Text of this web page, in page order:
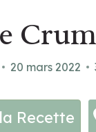
20 mars 2022
Recette